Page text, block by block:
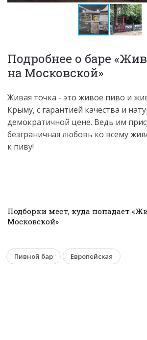
Подробнее о баре
на Московской»
Живая точка - это живое пиво и
Крыму, с гарантией качества и
демократичной цене. Ведь им
безграничная любовь ко всему
к пиву!
Подборки мест, куда попадает
Московской»
Пивной бар Европейская